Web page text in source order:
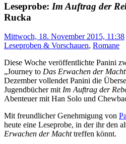
Leseprobe: Im Auftrag der
Rucka
Mittwoch, 18. November 2015, 11:38
Leseproben & Vorschauen, Romane
Diese Woche veröffentlichte Panini
„Journey to Das Erwachen der Macht
Dezember vollendet Panini die
Jugendbücher mitIm Auftrag der
Abenteuer mit Han Solo und
Mit freundlicher Genehmigung von
heute eine Leseprobe, in der ihr den
Erwachen der Machttreffen könnt.